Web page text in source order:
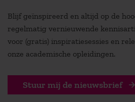
Blijf geïnspireerd en altijd op de
regelmatig vernieuwende
voor (gratis) inspiratiesessies en
onze academische opleidingen.
Stuur mij de nieuwsbrief